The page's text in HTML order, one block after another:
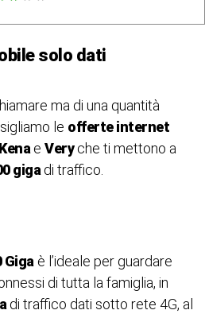
solo dati
ma di una quantità
le offerte internet
Kena e Veryche ti mettono a
giga di traffico.
Giga è l’ideale per guardare
di tutta la famiglia, in
di traffico dati sotto rete 4G, al